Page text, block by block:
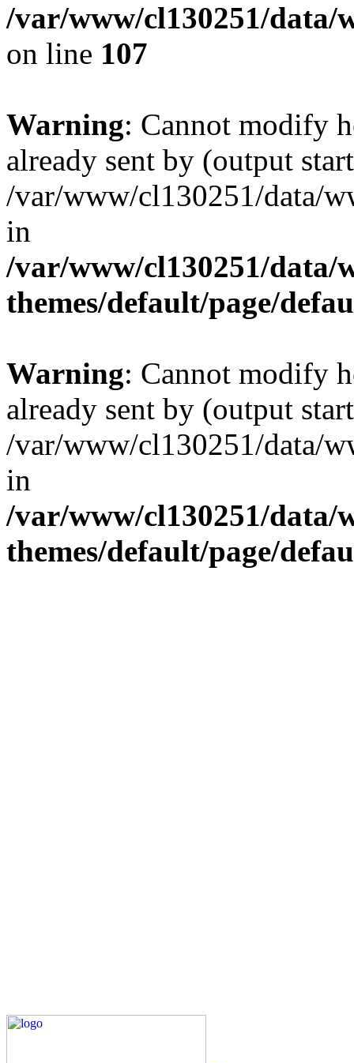
/var/www/cl130251/data/
on line 107
Warning: Cannot modify
already sent by (output
/var/www/cl130251/data/
in
/var/www/cl130251/data/
themes/default/page/
Warning: Cannot modify
already sent by (output
/var/www/cl130251/data/
in
/var/www/cl130251/data/
themes/default/page/